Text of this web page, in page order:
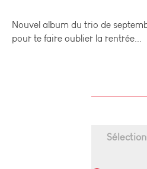
Nouvel album du trio de
pour te faire oublier la rentrée...